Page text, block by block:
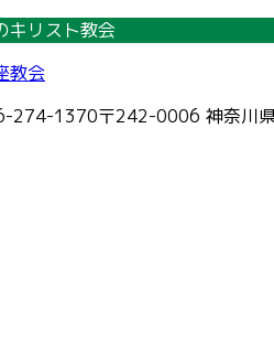
キリスト教会
274-1370〒242-0006 神奈川